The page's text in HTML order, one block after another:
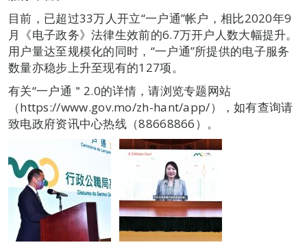
目前，已超过33万人开立“一户通”帐户，相比2020年9
月《电子政务》法律生效前的6.7万开户人数大幅提升。
用户量达至规模化的同时，“一户通”所提供的电子服务
数量亦稳步上升至现有的127项。
有关“一户通＂2.0的详情，请浏览专题网站
（https://www.gov.mo/zh-hant/app/），如有查询请
致电政府资讯中心热线（88668866）。